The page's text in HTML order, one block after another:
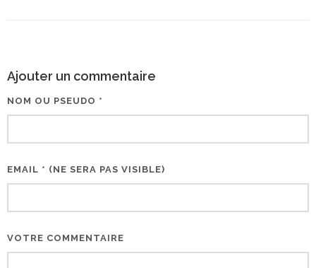
Ajouter un commentaire
NOM OU PSEUDO *
EMAIL * (NE SERA PAS VISIBLE)
VOTRE COMMENTAIRE